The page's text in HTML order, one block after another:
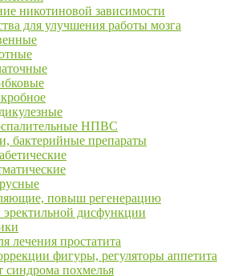
никотиновой зависимости
для улучшения работы мозга
НПВС
бактерийные препараты
повыш регенерацию
эректильной дисфункции
лечения простатита
фигуры, регуляторы аппетита
синдрома похмелья